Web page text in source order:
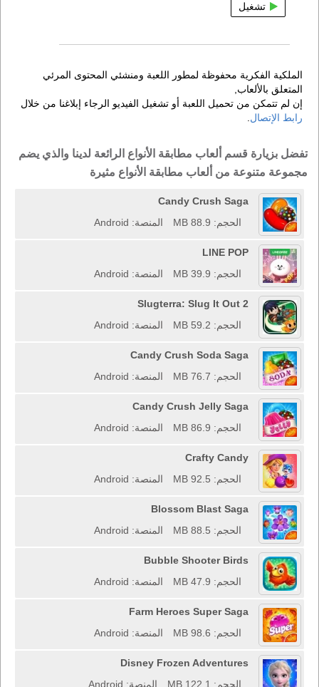
تشغيل
الملكية الفكرية محفوظة لمطور اللعبة ومنشئي المحتوى المرئي
المتعلق بالألعاب,
إن لم تتمكن من تحميل اللعبة أو تشغيل الفيديو الرجاء إبلاغنا من خلال
رابط الإتصال
تفضل بزيارة قسم ألعاب مطابقة الأنواع الرائعة لدينا والذي يضم
مجموعة متنوعة من ألعاب مطابقة الأنواع مثيرة
Candy Crush Saga
الحجم: 88.9 MB
المنصة: Android
LINE POP
الحجم: 39.9 MB
المنصة: Android
Slugterra: Slug It Out 2
الحجم: 59.2 MB
المنصة: Android
Candy Crush Soda Saga
الحجم: 76.7 MB
المنصة: Android
Candy Crush Jelly Saga
الحجم: 86.9 MB
المنصة: Android
Crafty Candy
الحجم: 92.5 MB
المنصة: Android
Blossom Blast Saga
الحجم: 88.5 MB
المنصة: Android
Bubble Shooter Birds
الحجم: 47.9 MB
المنصة: Android
Farm Heroes Super Saga
الحجم: 98.6 MB
المنصة: Android
Disney Frozen Adventures
الحجم: 122.1 MB
المنصة: Android